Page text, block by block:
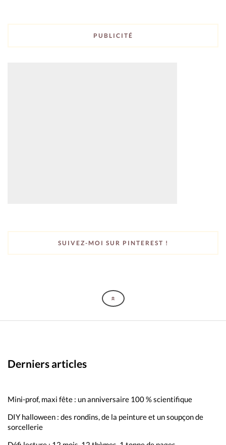
PUBLICITÉ
SUIVEZ-MOI SUR PINTEREST !
Derniers articles
Mini-prof, maxi fête : un anniversaire 100 % scientifique
DIY halloween : des rondins, de la peinture et un soupçon de
sorcellerie